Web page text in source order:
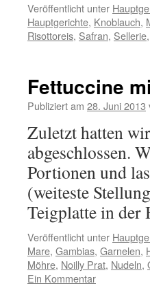
Veröffentlicht unter
Hauptgerichte, Knoblauch,
Risottoreis, Safran, Sellerie,
Fettuccine
Publiziert am 28. Juni 2013
Zuletzt hatten
abgeschlossen.
Portionen und
(weiteste
Teigplatte in
Veröffentlicht unter
Mare, Gambias, Garnelen,
Möhre, Noilly Prat, Nudeln,
Ein Kommentar